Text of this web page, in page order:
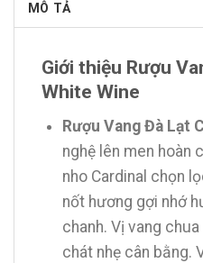
MÔ TẢ
Giới thiệu Rượu
White Wine
Rượu Vang Đà Lạt
nghệ lên men hoàn
nho Cardinal chọn
nốt hương gợi nhớ
chanh. Vị vang
chát nhẹ cân bằng.